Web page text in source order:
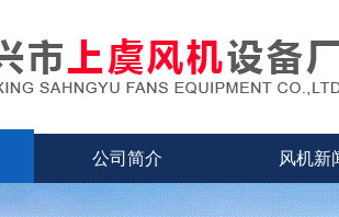
公司简介 风机新